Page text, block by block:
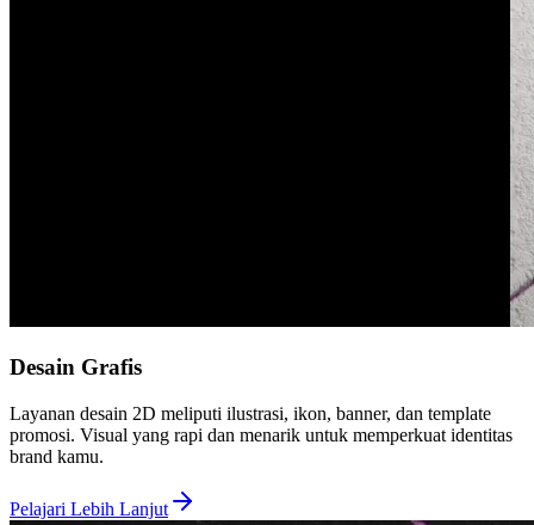
Desain Grafis
Layanan desain 2D meliputi ilustrasi, ikon, banner, dan template
promosi. Visual yang rapi dan menarik untuk memperkuat identitas
brand kamu.
Pelajari Lebih Lanjut